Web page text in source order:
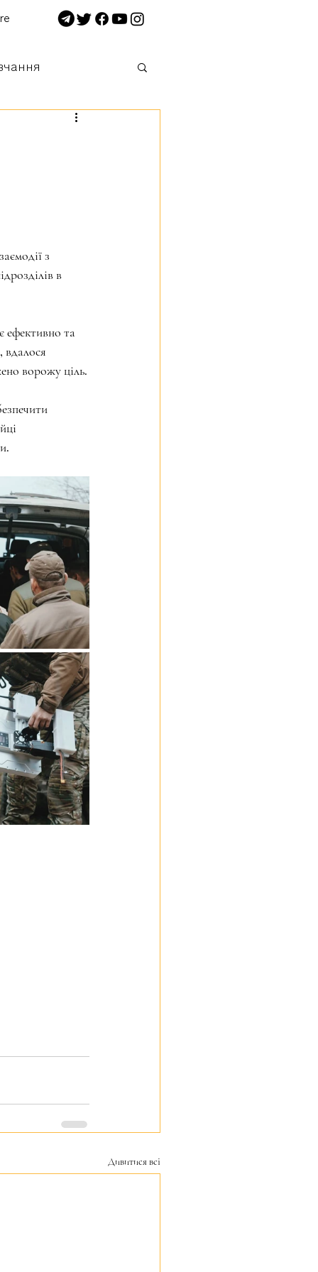
в
ефективно та
вдалося
ворожу ціль.
Дивитися всі